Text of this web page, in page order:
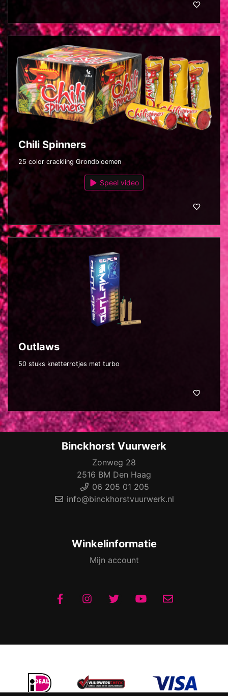
Chili Spinners
25 color crackling Grondbloemen
Speel video
Outlaws
50 stuks knetterrotjes met turbo
Binckhorst Vuurwerk
Zonweg 28
2516 BM Den Haag
06 205 01 205
info@binckhorstvuurwerk.nl
Winkelinformatie
Mijn account